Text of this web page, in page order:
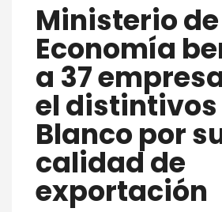
Ministerio de
Economía
a 37
el distintivos
Blanco por
calidad de
exportación